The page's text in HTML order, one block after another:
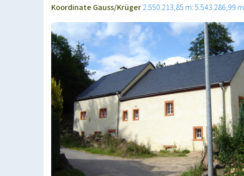
Koordinate Gauss/Krüger2.550.213,85 m: 5.543.286,99 m